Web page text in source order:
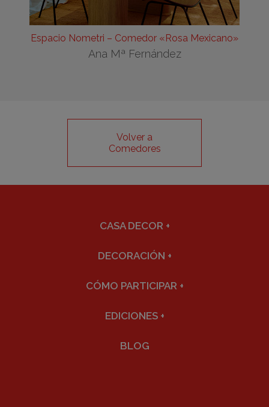
Espacio Nometri – Comedor «Rosa Mexicano»
Ana Mª Fernández
Volver a
Comedores
CASA DECOR +
DECORACIÓN +
CÓMO PARTICIPAR +
EDICIONES +
BLOG